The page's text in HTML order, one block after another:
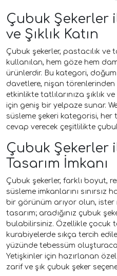
Çubuk Şekerler
ve Şıklık Katın
Çubuk şekerler, pastacılık ve
kullanılan, hem göze hem
ürünlerdir. Bu kategori,
davetlere, nişan
etkinlikte tatlılarınıza şıklık
için geniş bir yelpaze sunar.
süsleme şekeri kategorisi, her
cevap verecek çeşitlilikte
Çubuk Şekerler
Tasarım İmkanı
Çubuk şekerler, farklı boyut,
süsleme imkanlarını sınırsız
bir görünüm arıyor olun, ister
tasarım; aradığınız çubuk
bulabilirsiniz. Özellikle çocuk
kurabiyelerde sıkça tercih
yüzünde tebessüm
Yetişkinler için hazırlanan
zarif ve şık çubuk şeker